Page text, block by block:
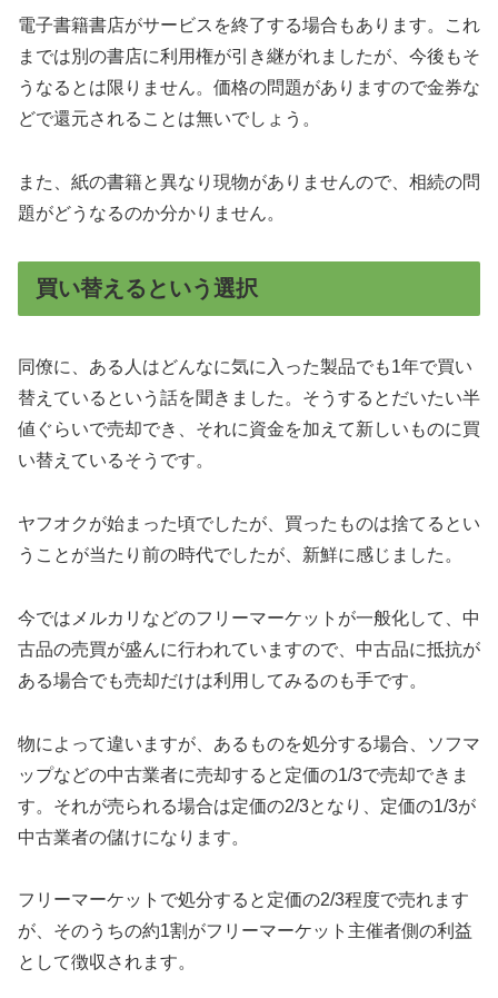
電子書籍書店がサービスを終了する場合もあります。これ
までは別の書店に利用権が引き継がれましたが、今後もそ
うなるとは限りません。価格の問題がありますので金券な
どで還元されることは無いでしょう。
また、紙の書籍と異なり現物がありませんので、相続の問
題がどうなるのか分かりません。
買い替えるという選択
同僚に、ある人はどんなに気に入った製品でも1年で買い
替えているという話を聞きました。そうするとだいたい半
値ぐらいで売却でき、それに資金を加えて新しいものに買
い替えているそうです。
ヤフオクが始まった頃でしたが、買ったものは捨てるとい
うことが当たり前の時代でしたが、新鮮に感じました。
今ではメルカリなどのフリーマーケットが一般化して、中
古品の売買が盛んに行われていますので、中古品に抵抗が
ある場合でも売却だけは利用してみるのも手です。
物によって違いますが、あるものを処分する場合、ソフマ
ップなどの中古業者に売却すると定価の1/3で売却できま
す。それが売られる場合は定価の2/3となり、定価の1/3が
中古業者の儲けになります。
フリーマーケットで処分すると定価の2/3程度で売れます
が、そのうちの約1割がフリーマーケット主催者側の利益
として徴収されます。